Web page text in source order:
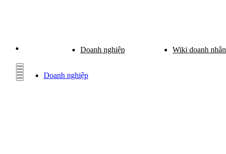
Doanh nghiệp Wiki doanh nhân
Doanh nghiệp